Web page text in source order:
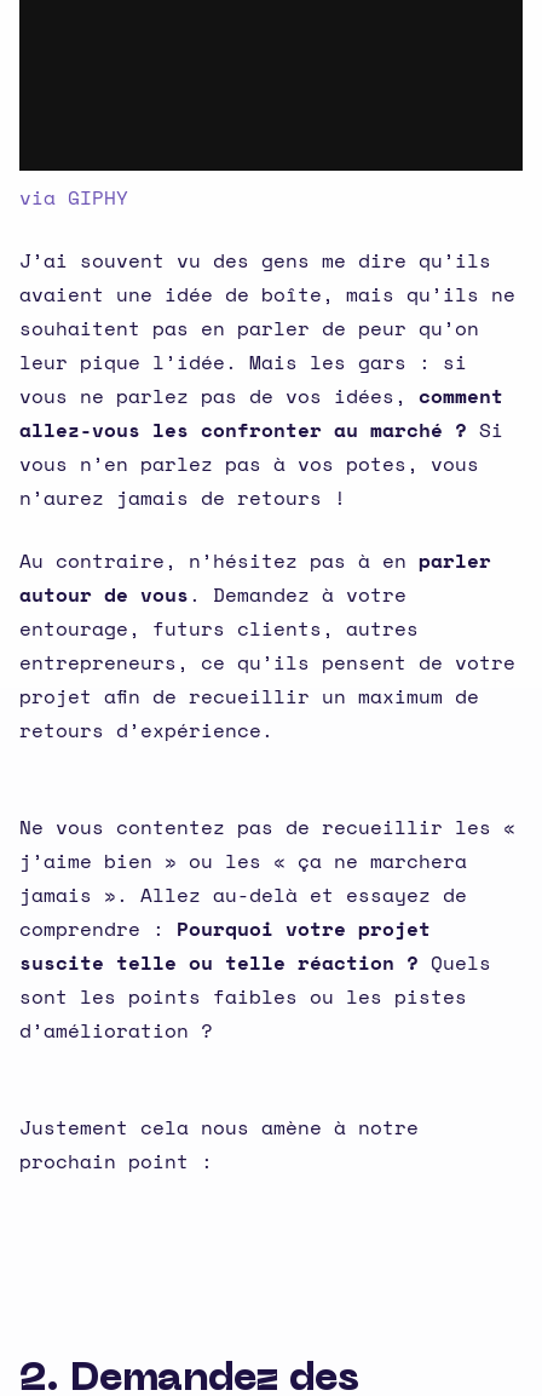
via GIPHY
J’ai souvent vu des gens me dire qu’ils
avaient une idée de boîte, mais qu’ils ne
souhaitent pas en parler de peur qu’on
leur pique l’idée. Mais les gars : si
vous ne parlez pas de vos idées, comment
allez-vous les confronter au marché ? Si
vous n’en parlez pas à vos potes, vous
n’aurez jamais de retours !
Au contraire, n’hésitez pas à en parler
autour de vous. Demandez à votre
entourage, futurs clients, autres
entrepreneurs, ce qu’ils pensent de votre
projet afin de recueillir un maximum de
retours d’expérience.
Ne vous contentez pas de recueillir les «
j’aime bien » ou les « ça ne marchera
jamais ». Allez au-delà et essayez de
comprendre : Pourquoi votre projet
suscite telle ou telle réaction ? Quels
sont les points faibles ou les pistes
d’amélioration ?
Justement cela nous amène à notre
prochain point :
2. Demandez des